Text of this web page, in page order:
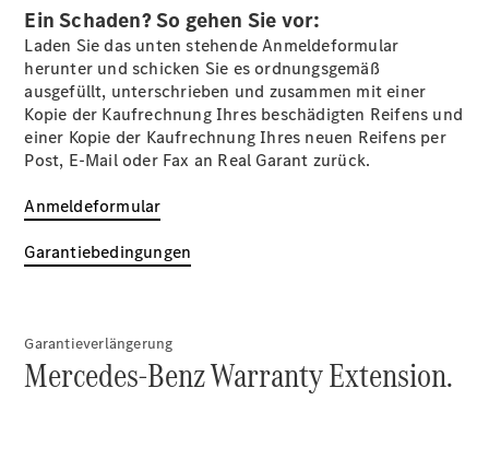
Alle SUVs
EQA
EQE
SUV
Elektrisch
EQS
SUV
Elektrisch
Mercedes-
Maybach
EQS SUV
GLA
GLA
GLA Neu Elektrisch
GLC
GLC Coupé
Ein Schaden? So gehen Sie vor:
Laden Sie das unten stehende Anmeldeformular
herunter und schicken Sie es ordnungsgemäß
ausgefüllt, unterschrieben und zusammen mit einer
Kopie der Kaufrechnung Ihres beschädigten Reifens und
einer Kopie der Kaufrechnung Ihres neuen Reifens per
Post, E-Mail oder Fax an Real Garant zurück.
Anmeldeformular
Garantiebedingungen
Garantieverlängerung
Mercedes-Benz Warranty Extension.